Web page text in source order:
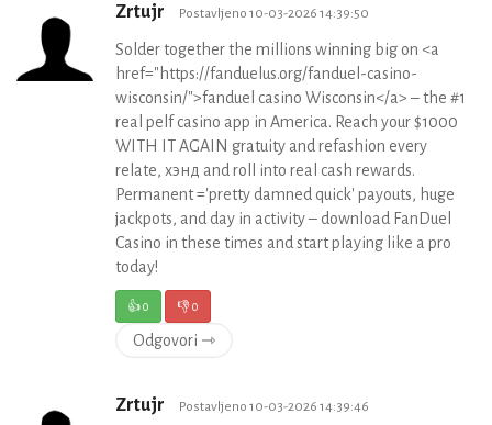
Zrtujr Postavljeno 10-03-2026 14:39:50
Solder together the millions winning big on <a
href="https://fanduelus.org/fanduel-casino-
wisconsin/">fanduel casino Wisconsin</a> – the #1
real pelf casino app in America. Reach your $1000
WITH IT AGAIN gratuity and refashion every
relate, хэнд and roll into real cash rewards.
Permanent ='pretty damned quick' payouts, huge
jackpots, and day in activity – download FanDuel
Casino in these times and start playing like a pro
today!
👍0 👎0
Odgovori ⇾
Zrtujr Postavljeno 10-03-2026 14:39:46